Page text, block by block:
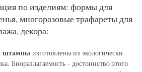
по изделиям: формы для
многоразовые трафареты для
декора:
штампы изготовлены из экологически
Биоразлагаемость - достоинство этого